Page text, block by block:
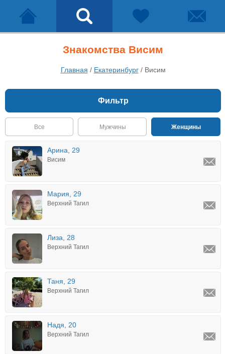
Знакомства Висим
Главная / Екатеринбург/ Висим
Фильтр
Все Мужчины Женщины
Арина, 29
Висим
Мария, 29
Верхний Тагил
Лиза, 28
Верхний Тагил
Таня, 29
Верхний Тагил
Надя, 20
Верхний Тагил